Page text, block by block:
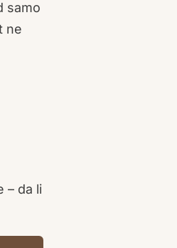
samo
ne
– da li